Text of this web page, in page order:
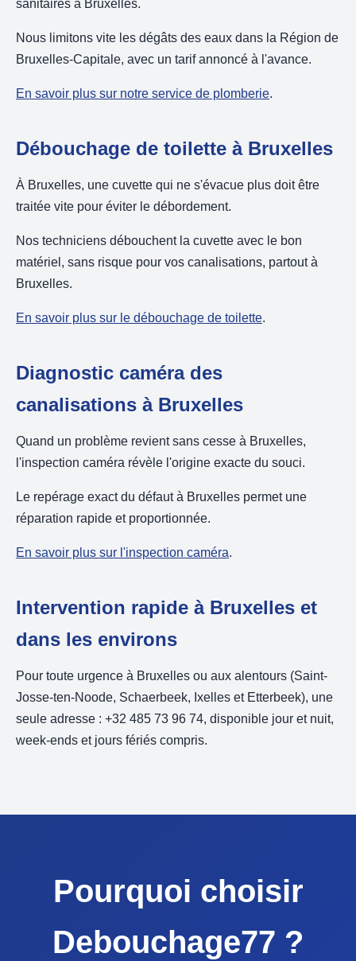
sanitaires à Bruxelles.
Nous limitons vite les dégâts des eaux dans la Région de
Bruxelles-Capitale, avec un tarif annoncé à l'avance.
En savoir plus sur notre service de plomberie.
Débouchage de toilette à Bruxelles
À Bruxelles, une cuvette qui ne s'évacue plus doit être
traitée vite pour éviter le débordement.
Nos techniciens débouchent la cuvette avec le bon
matériel, sans risque pour vos canalisations, partout à
Bruxelles.
En savoir plus sur le débouchage de toilette.
Diagnostic caméra des
canalisations à Bruxelles
Quand un problème revient sans cesse à Bruxelles,
l'inspection caméra révèle l'origine exacte du souci.
Le repérage exact du défaut à Bruxelles permet une
réparation rapide et proportionnée.
En savoir plus sur l'inspection caméra.
Intervention rapide à Bruxelles et
dans les environs
Pour toute urgence à Bruxelles ou aux alentours (Saint-
Josse-ten-Noode, Schaerbeek, Ixelles et Etterbeek), une
seule adresse : +32 485 73 96 74, disponible jour et nuit,
week-ends et jours fériés compris.
Pourquoi choisir
Debouchage77 ?